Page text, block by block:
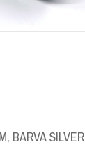
BARVA SILVER